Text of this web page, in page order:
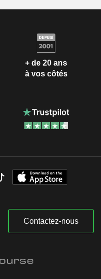
+ de 20 ans
à vos côtés
Contactez-nous